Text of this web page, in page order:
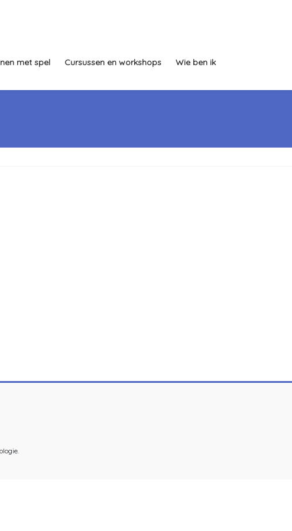
met spel Cursussen en workshops Wie ben ik